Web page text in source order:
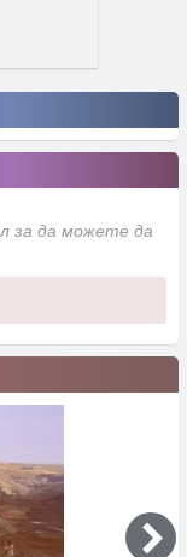
за да можете да